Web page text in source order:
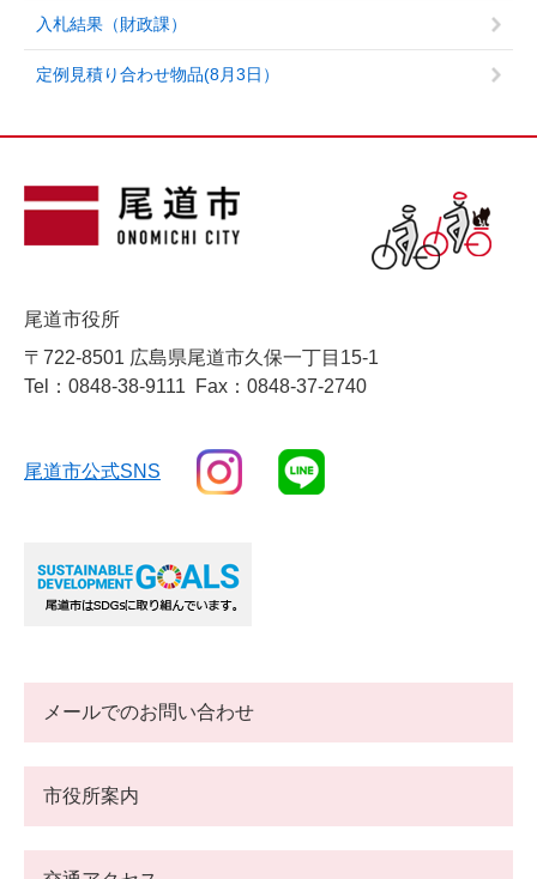
入札結果（財政課）
定例見積り合わせ物品(8月3日）
尾道市役所
〒722-8501 広島県尾道市久保一丁目15-1
Tel：0848-38-9111
Fax：0848-37-2740
尾道市公式SNS
メールでのお問い合わせ
市役所案内